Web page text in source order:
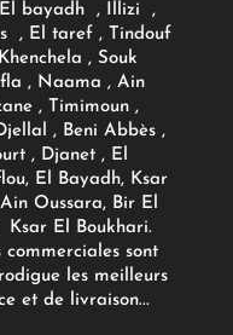
bayadh , Illizi ,
, El taref , Tindouf
, Souk
, Naama , Ain
, Timimoun ,
, Beni Abbès ,
, Djanet , El
El Bayadh, Ksar
Oussara, Bir El
El Boukhari.
sont
les meilleurs
et de livraison...